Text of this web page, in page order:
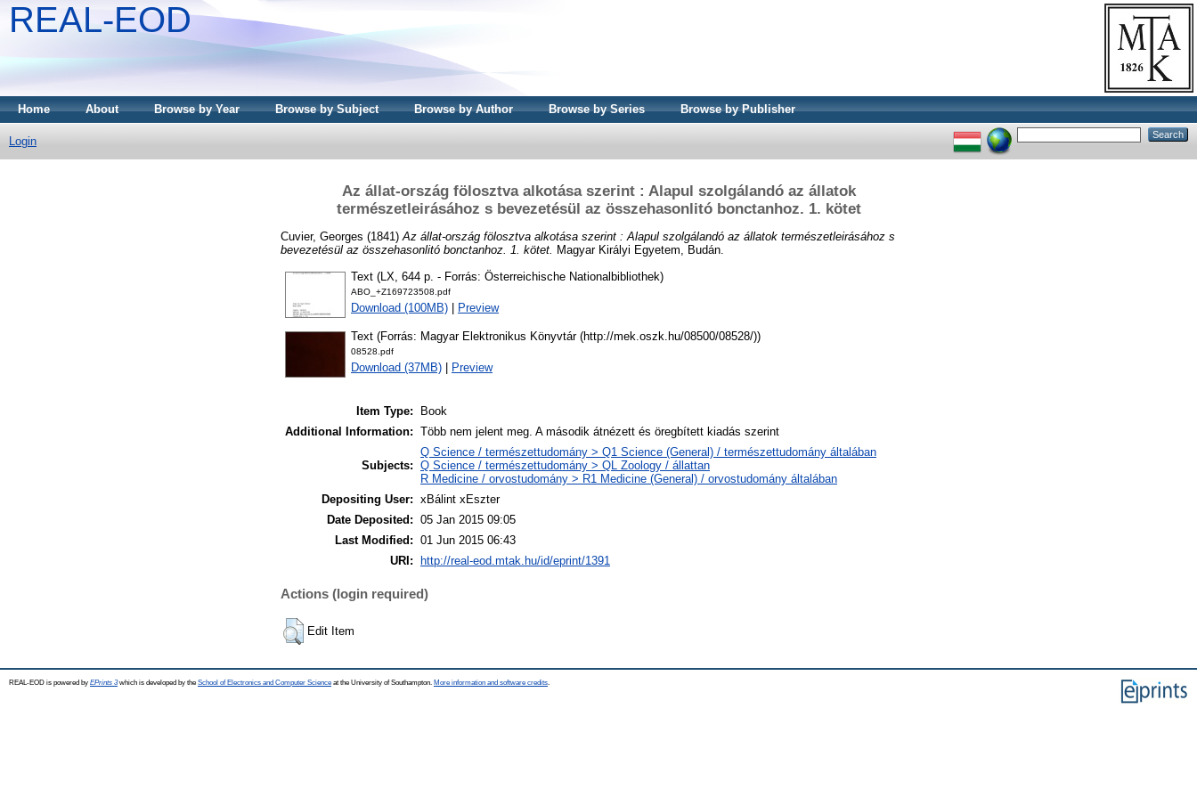
REAL-EOD
Home About Browse by Year Browse by Subject Browse by Author Browse by Series Browse by Publisher
Login
Az állat-ország fölosztva alkotása szerint : Alapul szolgálandó az állatok
természetleirásához s bevezetésül az összehasonlitó bonctanhoz. 1. kötet
Cuvier, Georges (1841) Az állat-ország fölosztva alkotása szerint : Alapul szolgálandó az állatok természetleirásához s
bevezetésül az összehasonlitó bonctanhoz. 1. kötet. Magyar Királyi Egyetem, Budán.
Text (LX, 644 p. - Forrás: Österreichische Nationalbibliothek)
ABO_+Z169723508.pdf
Download (100MB) Preview
Text (Forrás: Magyar Elektronikus Könyvtár (http://mek.oszk.hu/08500/08528/))
08528.pdf
Download (37MB) Preview
Item Type:
Book
Additional Information: Több nem jelent meg. A második átnézett és öregbített kiadás szerint
Subjects:
Q Science / természettudomány > Q1 Science (General) / természettudomány általában
Q Science / természettudomány > QL Zoology / állattan
R Medicine / orvostudomány > R1 Medicine (General) / orvostudomány általában
Depositing User: xBálint xEszter
Date Deposited: 05 Jan 2015 09:05
Last Modified: 01 Jun 2015 06:43
URI:
http://real-eod.mtak.hu/id/eprint/1391
Actions (login required)
Edit Item
REAL-EOD is powered by EPrints 3which is developed by the School of Electronics and Computer Science at the University of Southampton. More information and software credits